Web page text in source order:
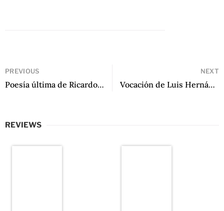
PREVIOUS
Poesía última de Ricardo Peña Barrenechea
NEXT
Vocación de Luis Hernán Castañeda
REVIEWS